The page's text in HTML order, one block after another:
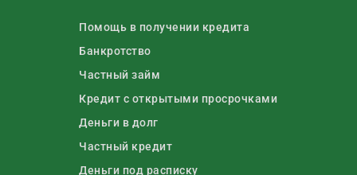
Помощь в получении кредита
Банкротство
Частный займ
Кредит с открытыми просрочками
Деньги в долг
Частный кредит
Деньги под расписку